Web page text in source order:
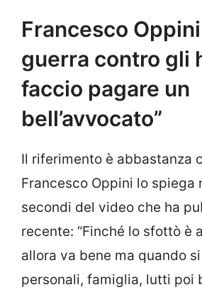
Francesco
guerra contro gli
faccio pagare un
bell’avvocato”
Il riferimento è abbastanza
Francesco Oppini lo spiega
secondi del video che ha
recente: “Finché lo sfottò è
allora va bene ma quando
personali, famiglia, lutti poi